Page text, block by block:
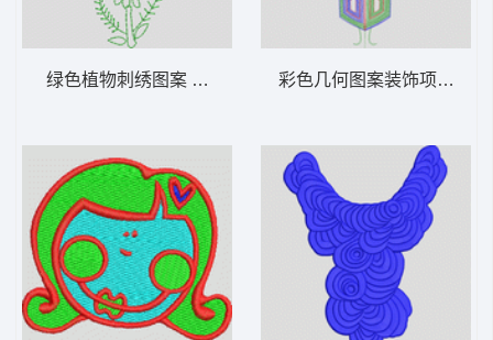
绿色植物刺绣图案 单针小花 彩色几何图案装饰项链 单